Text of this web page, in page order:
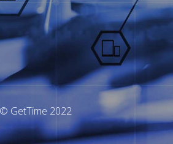
© GetTime 2022